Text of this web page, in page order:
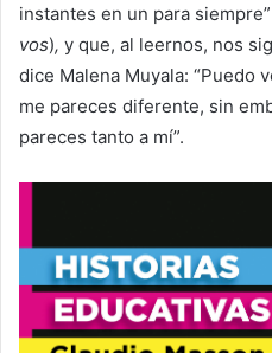
instantes en un para
vos), y que, al leernos, nos
dice Malena Muyala: “Puedo
me pareces diferente, sin
pareces tanto a mí”.